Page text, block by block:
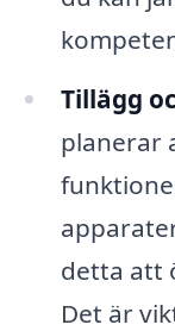
Tillägg
planerar
detta att
Det är